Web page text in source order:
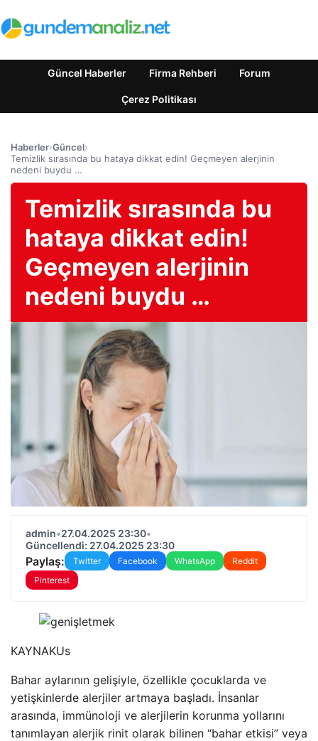
Güncel Haberler Firma Rehberi Forum
Çerez Politikası
Haberler›Güncel›
Temizlik sırasında bu hataya dikkat edin! Geçmeyen alerjinin
nedeni buydu …
Temizlik sırasında bu
hataya dikkat edin!
Geçmeyen alerjinin
nedeni buydu …
admin•27.04.2025 23:30•
Güncellendi: 27.04.2025 23:30
Paylaş: Twitter Facebook WhatsApp
Reddit
Pinterest
KAYNAKUs
Bahar aylarının gelişiyle, özellikle çocuklarda ve
yetişkinlerde alerjiler artmaya başladı. İnsanlar
arasında, immünoloji ve alerjilerin korunma yollarını
tanımlayan alerjik rinit olarak bilinen “bahar etkisi” veya